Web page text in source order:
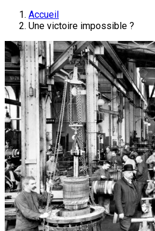
Accueil
Une victoire impossible ?